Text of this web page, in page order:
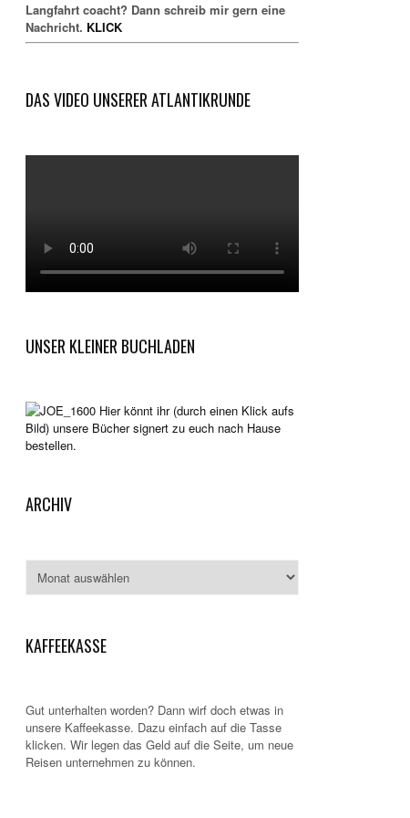
Langfahrt coacht? Dann schreib mir gern eine
Nachricht. KLICK
DAS VIDEO UNSERER ATLANTIKRUNDE
UNSER KLEINER BUCHLADEN
Hier könnt ihr (durch einen Klick aufs
Bild) unsere Bücher signert zu euch nach Hause
bestellen.
ARCHIV
KAFFEEKASSE
Gut unterhalten worden? Dann wirf doch etwas in
unsere Kaffeekasse. Dazu einfach auf die Tasse
klicken. Wir legen das Geld auf die Seite, um neue
Reisen unternehmen zu können.